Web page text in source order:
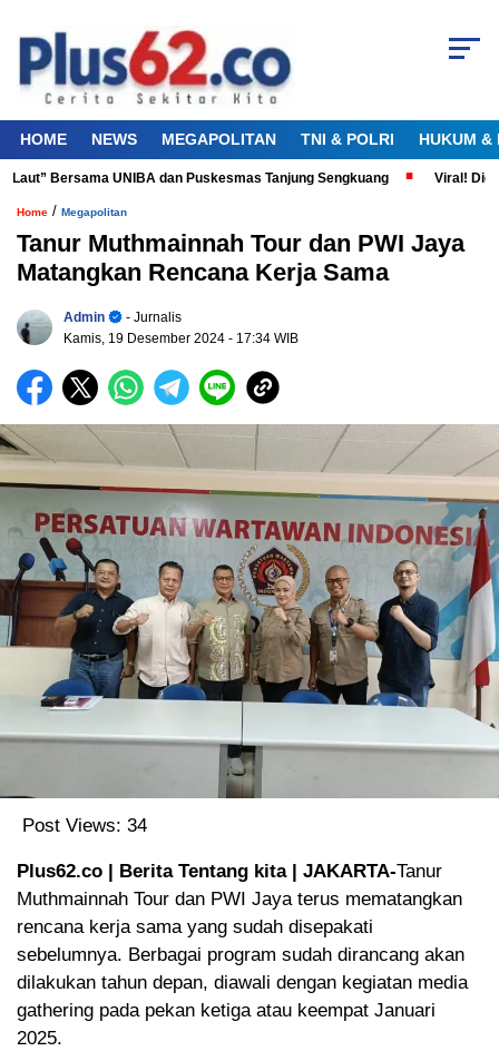
HOME NEWS MEGAPOLITAN TNI & POLRI HUKUM &
Bersama UNIBA dan Puskesmas Tanjung Sengkuang Viral! Diduga
Home / Megapolitan
Tanur Muthmainnah Tour dan PWI Jaya
Matangkan Rencana Kerja Sama
Admin
- Jurnalis
Kamis, 19 Desember 2024 - 17:34 WIB
Post Views: 34
Plus62.co | Berita Tentang kita | JAKARTA-Tanur
Muthmainnah Tour dan PWI Jaya terus mematangkan
rencana kerja sama yang sudah disepakati
sebelumnya. Berbagai program sudah dirancang akan
dilakukan tahun depan, diawali dengan kegiatan media
gathering pada pekan ketiga atau keempat Januari
2025.